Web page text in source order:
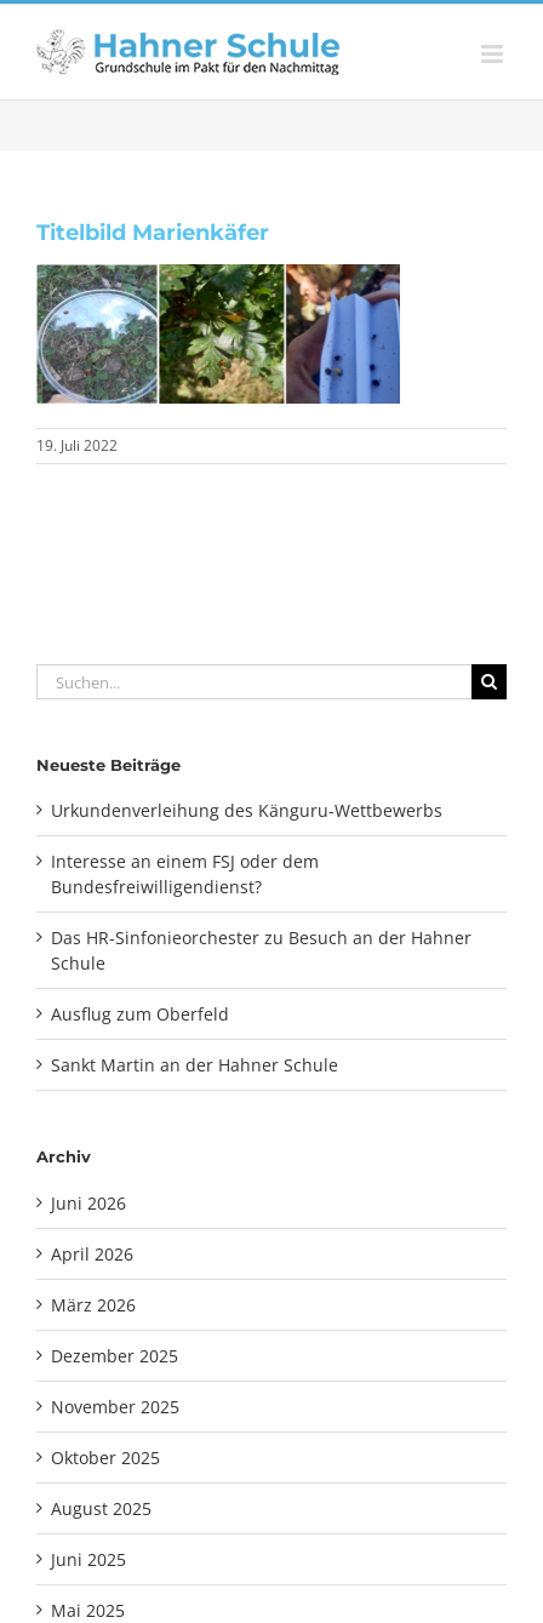
Zum
springen
Titelbild Marienkäfer
19. Juli 2022
Suche
nach:
Neueste Beiträge
Urkundenverleihung des Känguru-Wettbewerbs
Interesse an einem FSJ oder dem
Bundesfreiwilligendienst?
Das HR-Sinfonieorchester zu Besuch an der Hahner
Schule
Ausflug zum Oberfeld
Sankt Martin an der Hahner Schule
Archiv
Juni 2026
April 2026
März 2026
Dezember 2025
November 2025
Oktober 2025
August 2025
Juni 2025
Mai 2025